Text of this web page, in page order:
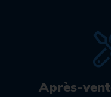
Après-